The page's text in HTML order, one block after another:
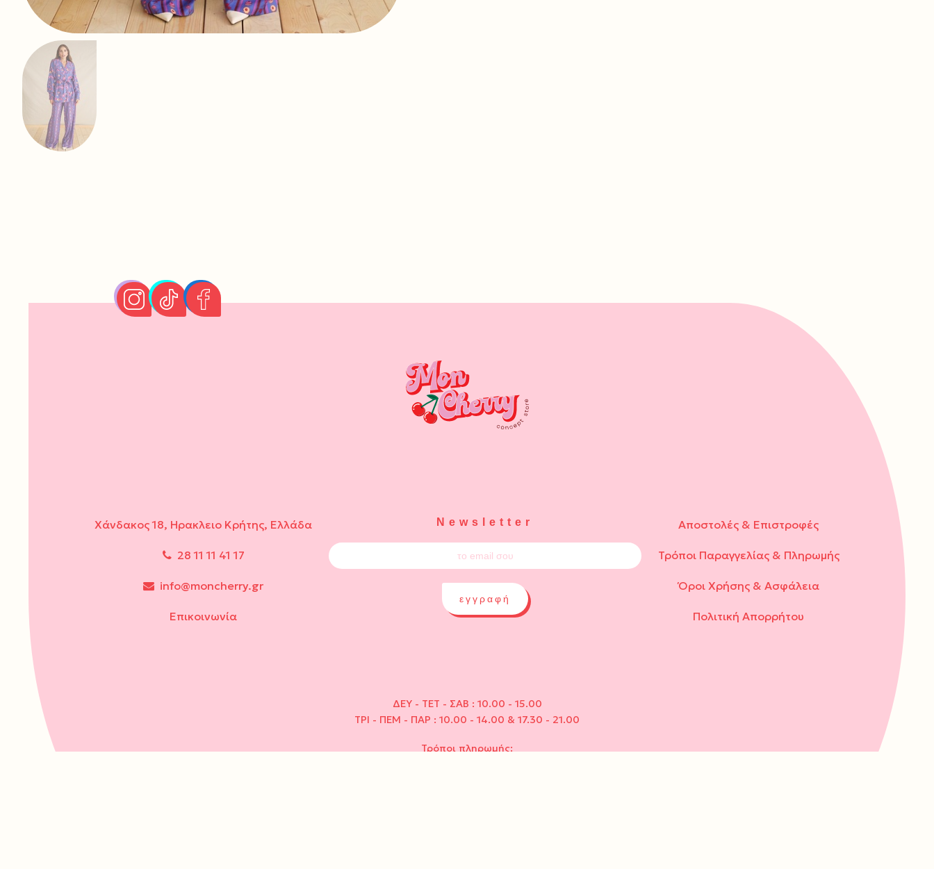
Χάνδακος 18, Ηρακλειο Κρήτης, Ελλάδα
28 11 11 41 17
info@moncherry.gr
Επικοινωνία
Newsletter
εγγραφή
Αποστολές & Επιστροφές
Τρόποι Παραγγελίας & Πληρωμής
Όροι Χρήσης & Ασφάλεια
Πολιτική Απορρήτου
ΔΕΥ - ΤΕΤ - ΣΑΒ : 10.00 - 15.00
ΤΡΙ - ΠΕΜ - ΠΑΡ : 10.00 - 14.00 & 17.30 - 21.00
Τρόποι πληρωμής: